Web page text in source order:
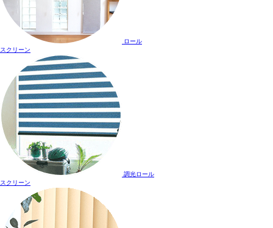
ロール
スクリーン
調光ロール
スクリーン